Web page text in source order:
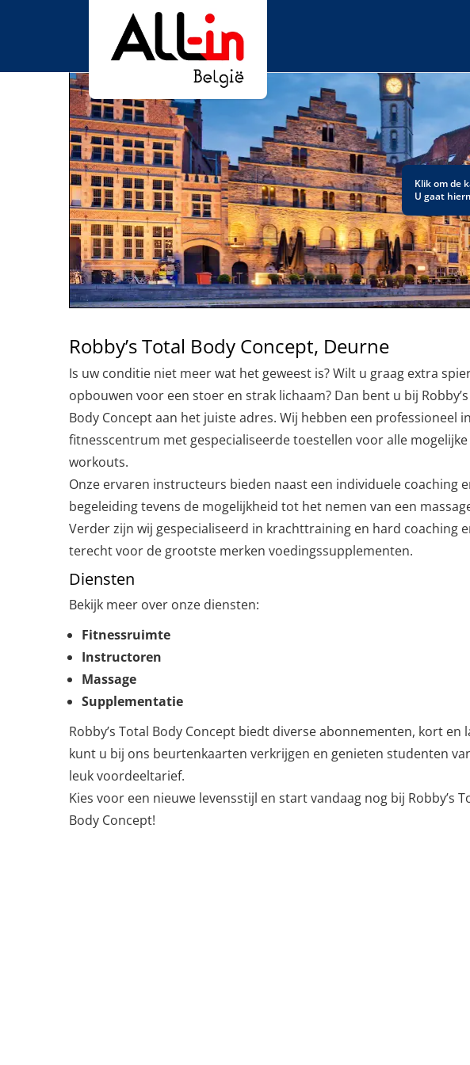
Klik om de
U gaat
Robby’s Total Body Concept, Deurne
Is uw conditie niet meer wat het geweest is? Wilt u graag extra
opbouwen voor een stoer en strak lichaam? Dan bent u bij
Body Concept aan het juiste adres. Wij hebben een professioneel
fitnesscentrum met gespecialiseerde toestellen voor alle mogelijke
workouts.
Onze ervaren instructeurs bieden naast een individuele coaching
begeleiding tevens de mogelijkheid tot het nemen van een
Verder zijn wij gespecialiseerd in krachttraining en hard coaching
terecht voor de grootste merken voedingssupplementen.
Diensten
Bekijk meer over onze diensten:
Fitnessruimte
Instructoren
Massage
Supplementatie
Robby’s Total Body Concept biedt diverse abonnementen, kort en
kunt u bij ons beurtenkaarten verkrijgen en genieten studenten
leuk voordeeltarief.
Kies voor een nieuwe levensstijl en start vandaag nog bij Robby’s
Body Concept!